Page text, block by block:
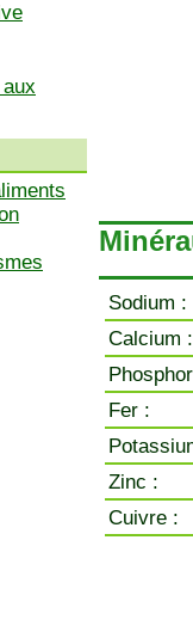
Sodium :
Calcium :
Fer :
Zinc :
Cuivre :